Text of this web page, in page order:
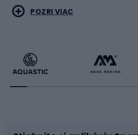
Vodné športy
Beh
Bojové umenia
Raketové športy
POZRI VIAC